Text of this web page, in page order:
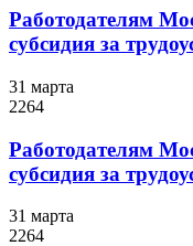
Работодателям
субсидия за
31 марта
2264
Работодателям
субсидия за
31 марта
2264